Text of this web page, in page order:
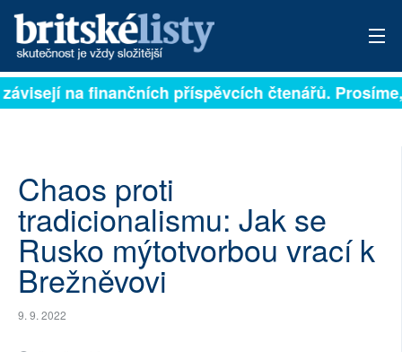
PŘIHLÁSIT
ARCHIV
ROZHOVORY
TÉMATA
na finančních příspěvcích čtenářů.
Chaos proti
tradicionalismu: Jak se
Rusko mýtotvorbou vrací k
Brežněvovi
9. 9. 2022